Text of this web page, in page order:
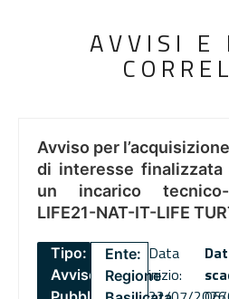
AVVISI E
Avviso per
di interesse finalizzata
un incarico tecnico-
LIFE21-NAT-IT-LIFE
Tipo:
Avviso
Ente:
Regione
Data
inizio: